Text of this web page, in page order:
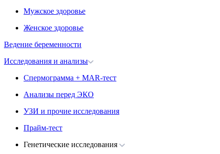
Мужское здоровье
Женское здоровье
Ведение беременности
Исследования и анализы
Спермограмма + MAR-тест
Анализы перед ЭКО
УЗИ и прочие исследования
Прайм-тест
Генетические исследования